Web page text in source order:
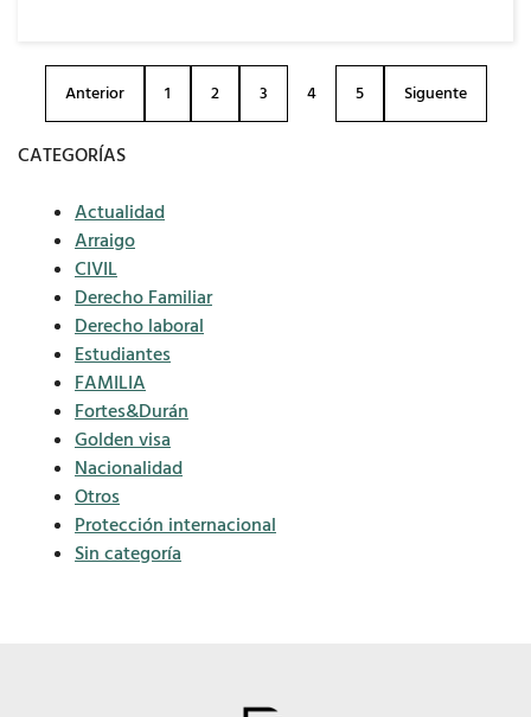
Anterior 1 2 3 4 5 Siguente
CATEGORÍAS
Actualidad
Arraigo
CIVIL
Derecho Familiar
Derecho laboral
Estudiantes
FAMILIA
Fortes&Durán
Golden visa
Nacionalidad
Otros
Protección internacional
Sin categoría